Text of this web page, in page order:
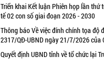
Triển khai Kết luận Phiên họp lần
tế 02 con số giai đoạn 2026 - 2030
Thông báo Về việc đính chính tọa độ
2317/QĐ-UBND ngày 21/7/2026 của
Quyết định UBND tỉnh về tổ chức lại